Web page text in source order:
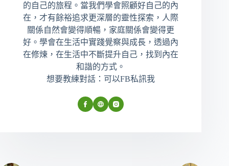
的自己的旅程。當我們學會照顧好自己的內
在，才有餘裕追求更深層的靈性探索，人際
關係自然會變得順暢，家庭關係會變得更
好。學會在生活中實踐覺察與成長，透過內
在修煉，在生活中不斷提升自己，找到內在
和諧的方式。
想要教練對話：可以FB私訊我